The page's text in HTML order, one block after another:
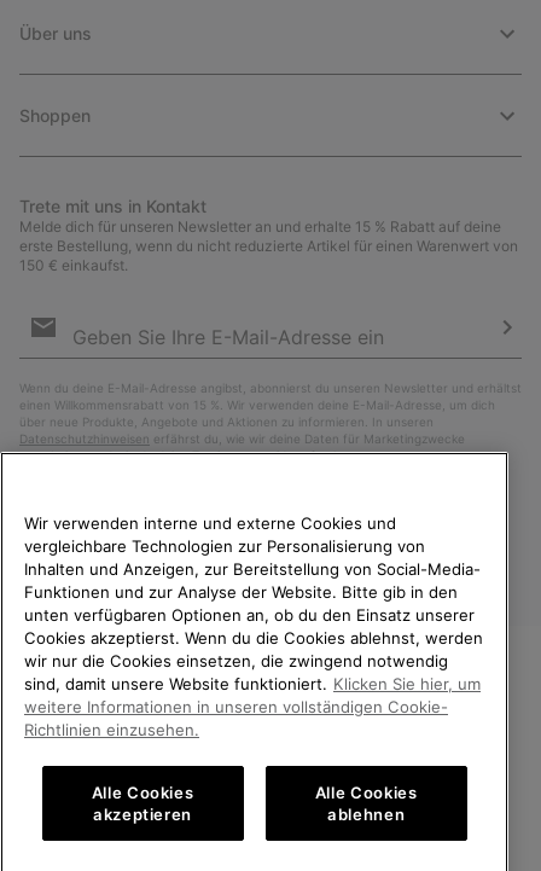
Über uns
Shoppen
Trete mit uns in Kontakt
Melde dich für unseren Newsletter an und erhalte 15 % Rabatt auf deine
erste Bestellung, wenn du nicht reduzierte Artikel für einen Warenwert von
150 € einkaufst.
Anmeldung
Wenn du deine E-Mail-Adresse angibst, abonnierst du unseren Newsletter und erhältst
einen Willkommensrabatt von 15 %. Wir verwenden deine E-Mail-Adresse, um dich
über neue Produkte, Angebote und Aktionen zu informieren. In unseren
Datenschutzhinweisen erfährst du, wie wir deine Daten für Marketingzwecke
verarbeiten und wie du deine Zustimmung widerrufen kannst.
Deutschland
©2026SOREL. Alle Rechte vorbehalten.
Datenschutz Nutzungsbedingungen
Allgemeine Verkaufsbedingungen Garantiebestimmungen
Impressum Public CBCR
WILLKOMMEN BEI SOREL.
BITTE WÄHLEN SIE IHR
LIEFERLAND.
Online-Einkauf verfügbar
Wir verwenden interne und externe Cookies und
vergleichbare Technologien zur Personalisierung von
Inhalten und Anzeigen, zur Bereitstellung von Social-Media-
Funktionen und zur Analyse der Website. Bitte gib in den
unten verfügbaren Optionen an, ob du den Einsatz unserer
Cookies akzeptierst. Wenn du die Cookies ablehnst, werden
wir nur die Cookies einsetzen, die zwingend notwendig
sind, damit unsere Website funktioniert. Klicken Sie hier, um
weitere Informationen in unseren vollständigen Cookie-
Richtlinien einzusehen.
Alle Cookies
akzeptieren
Alle Cookies
ablehnen